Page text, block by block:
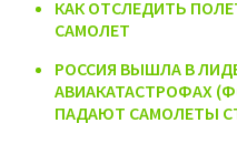
КАК ОТСЛЕДИТЬ
САМОЛЕТ
РОССИЯ ВЫШЛА В
АВИАКАТАСТРОФАХ
ПАДАЮТ САМОЛЕТЫ